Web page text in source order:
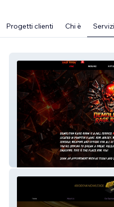
Progetti clienti Chi è
Demolition Rage Room